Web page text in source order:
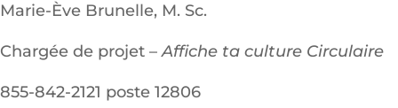
Marie-Ève Brunelle, M. Sc.
Chargée de projet –Affiche ta culture Circulaire
855-842-2121 poste 12806